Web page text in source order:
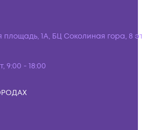
площадь, 1А, БЦ Соколиная гора, 8
9:00 - 18:00